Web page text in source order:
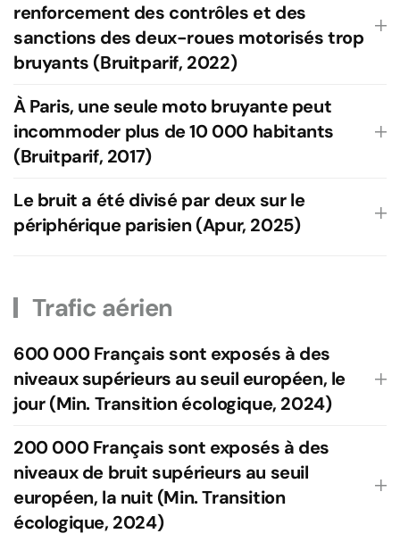
renforcement des contrôles et des
sanctions des deux-roues motorisés trop
bruyants (Bruitparif, 2022)
À Paris, une seule moto bruyante peut
incommoder plus de 10 000 habitants
(Bruitparif, 2017)
Le bruit a été divisé par deux sur le
périphérique parisien (Apur, 2025)
Trafic aérien
600 000 Français sont exposés à des
niveaux supérieurs au seuil européen, le
jour (Min. Transition écologique, 2024)
200 000 Français sont exposés à des
niveaux de bruit supérieurs au seuil
européen, la nuit (Min. Transition
écologique, 2024)